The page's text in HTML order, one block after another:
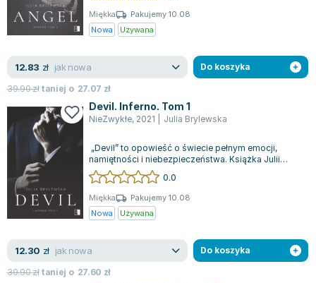
Miękka
Pakujemy 10.08
Nowa
Używana
12.83 zł jak nowa
39.90złtaniej o 27.07 zł
Do koszyka
Devil. Inferno. Tom 1
NieZwykłe, 2021 Julia Brylewska
„Devil” to opowieść o świecie pełnym emocji,
namiętności i niebezpieczeństwa. Książka Julii
Brylewsiej to prawdziwa uczta dla mił...
0.0
Miękka
Pakujemy 10.08
Nowa
Używana
12.30 zł jak nowa
39.90złtaniej o 27.60 zł
Do koszyka